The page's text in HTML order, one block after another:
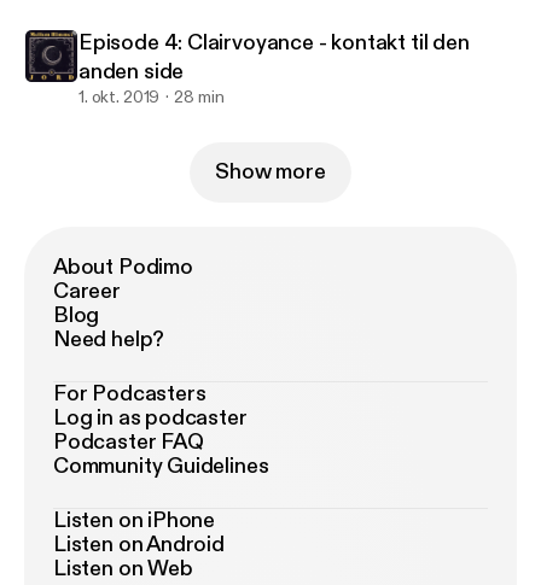
Episode 4: Clairvoyance - kontakt til den
anden side
1. okt. 2019 28 min
Show more
About Podimo
Career
Blog
Need help?
For Podcasters
Log in as podcaster
Podcaster FAQ
Community Guidelines
Listen on iPhone
Listen on Android
Listen on Web